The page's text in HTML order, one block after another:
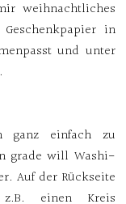
weihnachtliches
in
und unter
ganz einfach zu
grade will Washi-
Auf der Rückseite
einen Kreis